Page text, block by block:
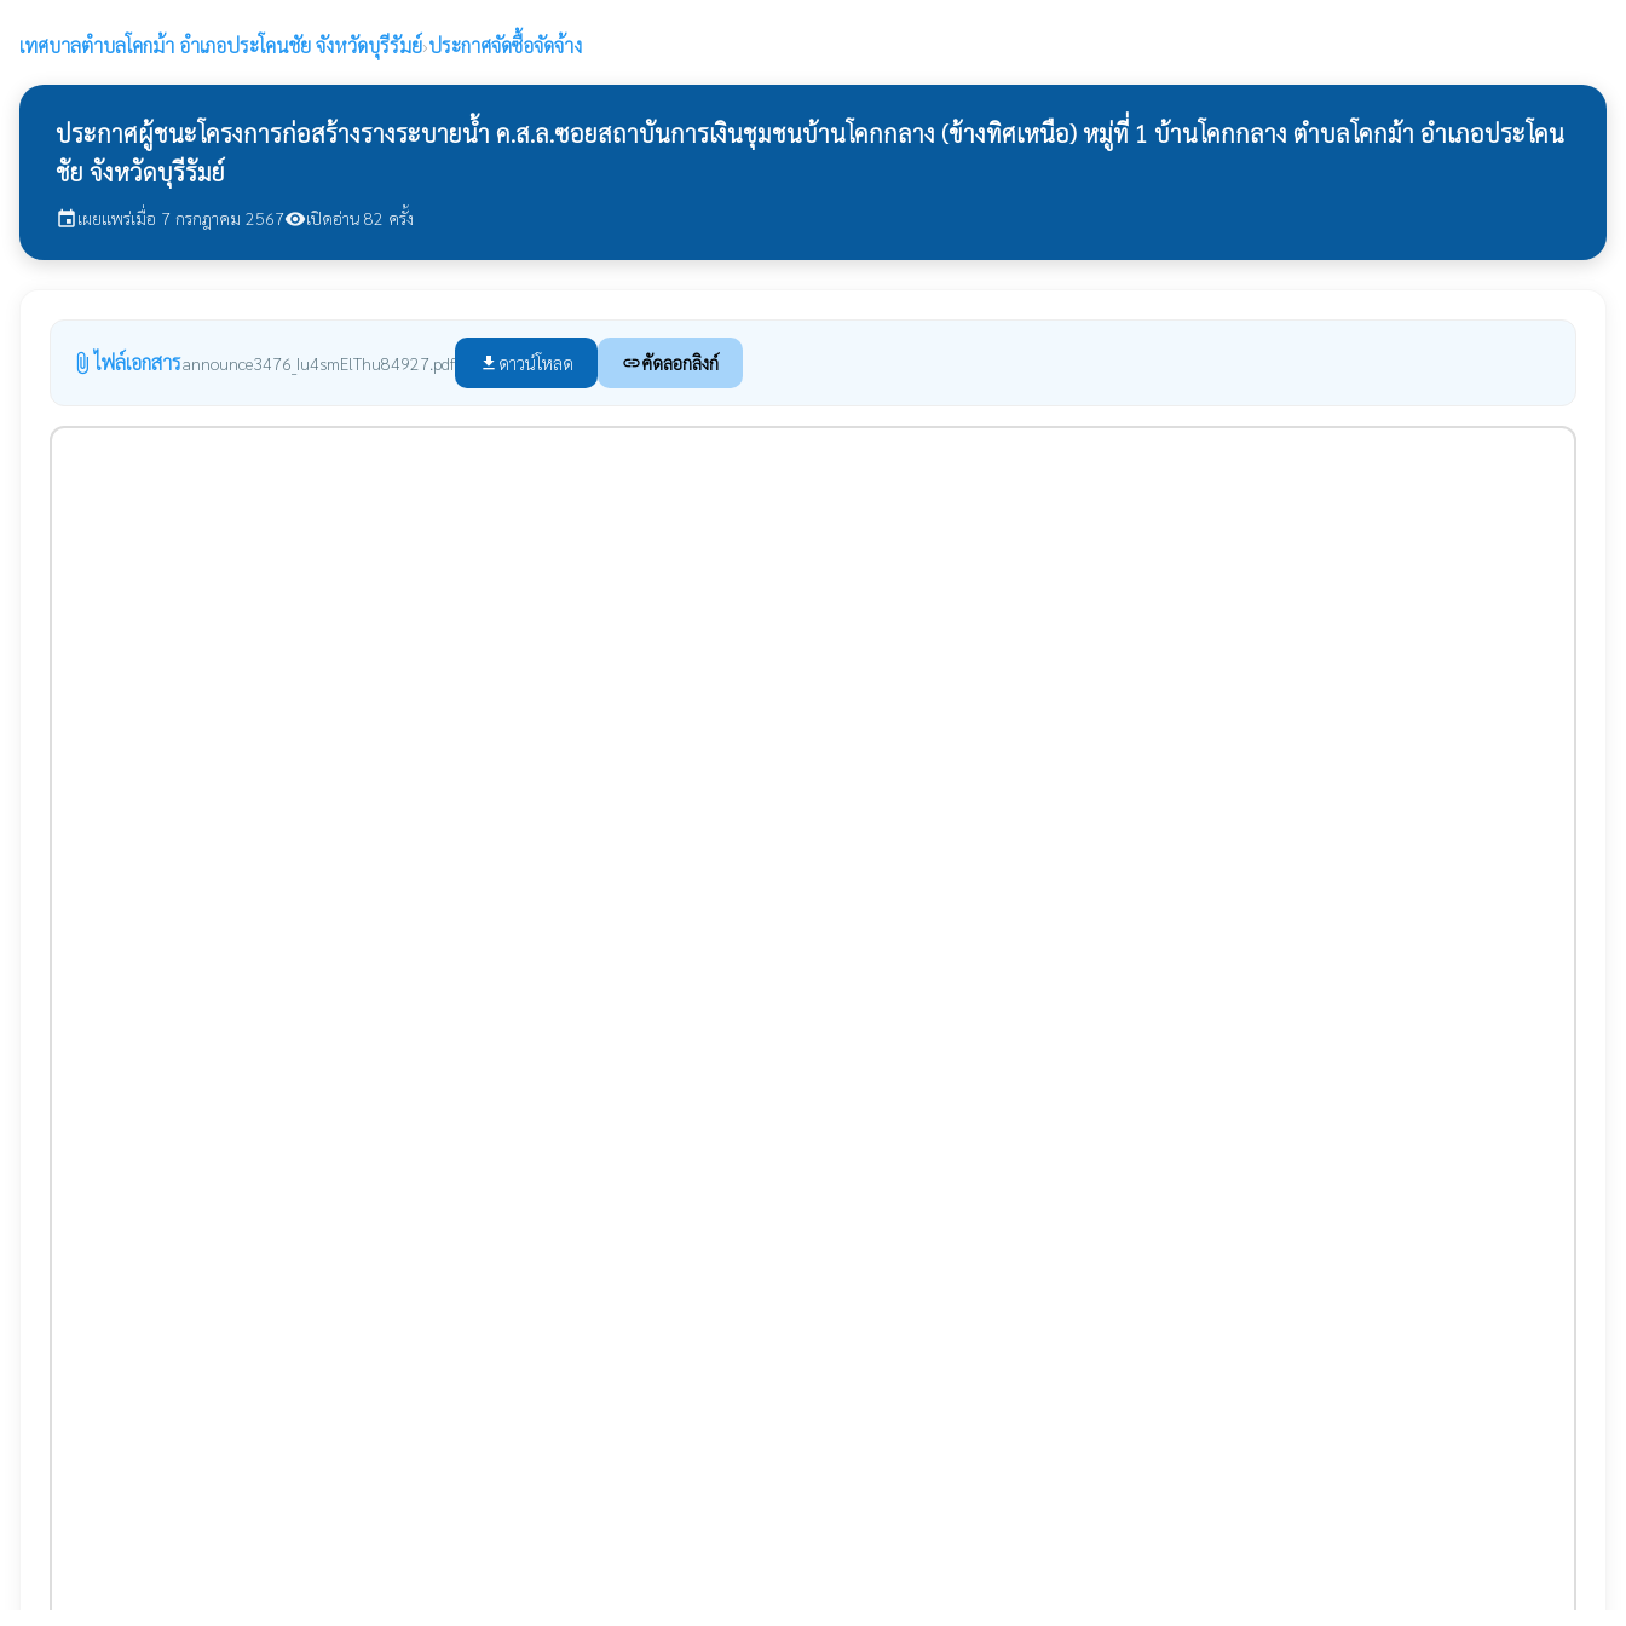
เทศบาลตำบลโคกม้า อำเภอประโคนชัย จังหวัดบุรีรัมย์›ประกาศจัดซื้อจัดจ้าง
ประกาศผู้ชนะโครงการก่อสร้างรางระบายน้ำ ค.ส.ล.ซอยสถาบันการเงินชุมชนบ้านโคกกลาง (ข้างทิศเหนือ) หมู่ที่ 1 บ้านโคกกลาง ตำบลโคกม้า อำเภอประโคน
ชัย จังหวัดบุรีรัมย์
eventเผยแพร่เมื่อ 7 กรกฎาคม 2567visibilityเปิดอ่าน 82 ครั้ง
attach_file ไฟล์เอกสารannounce3476_Iu4smElThu84927.pdf file_download ดาวน์โหลด linkคัดลอกลิงก์